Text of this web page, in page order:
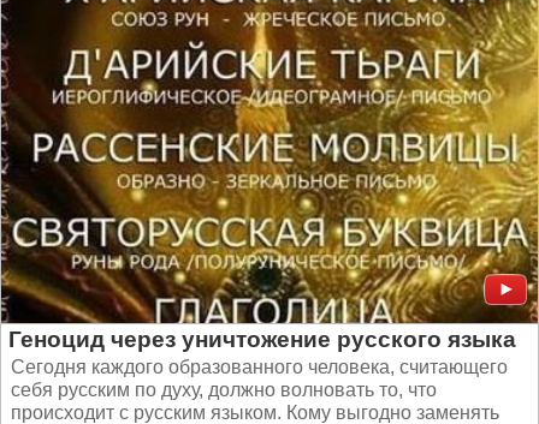
Геноцид через уничтожение русского языка
Сегодня каждого образованного человека, считающего
себя русским по духу, должно волновать то, что
происходит с русским языком. Кому выгодно заменять